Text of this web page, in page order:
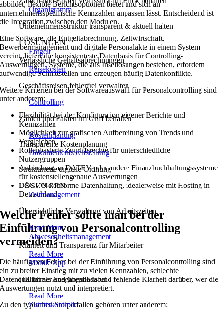
Organigramm
Unternehmensstruktur transparent & aktuell halten
LÖSUNGEN
Entgelt
Verlässliche Gehaltsabrechnungen
Reisekosten
Geschäftsreisen fehlerfrei verwalten
Controlling
Zahlen und Fakten im Griff behalten
Kostenplanung
Transparente Kostenplanung
Dokumentenbereitstellung
Strukturierte digitale Ordnung
LÖSUNGEN
Zeitmanagement
Übersichtliche Verwaltung von Arbeitszeiten
Read More
Abwesenheitsmanagement
Klarheit und Transparenz für Mitarbeiter
Read More
Mobile App
HR immer und überall dabei
Read More
Zutrittskontrolle
abbildet, flexible Berichtsoptionen bietet und sich an
unternehmensspezifische Kennzahlen anpassen lässt. Entscheidend ist
die Integration zwischen den Modulen.
Eine Software, die Entgeltabrechnung, Zeitwirtschaft,
Bewerbermanagement und digitale Personalakte in einem System
vereint, liefert die konsistenteste Datenbasis für Controlling-
Auswertungen. Systeme, die aus Insellösungen bestehen, erfordern
aufwendige Schnittstellen und erzeugen häufig Datenkonflikte.
Weitere Kriterien bei der Softwareauswahl für Personalcontrolling sind
unter anderem:
Flexibilität bei der Konfiguration eigener Berichte und
Kennzahlen
Möglichkeit zur grafischen Aufbereitung von Trends und
Vergleichen
Rollenbasierte Zugriffsrechte für unterschiedliche
Nutzergruppen
Anbindung an DATEV oder andere Finanzbuchhaltungssysteme
für kostenstellengenaue Auswertungen
DSGVO-konforme Datenhaltung, idealerweise mit Hosting in
Deutschland
Welche Fehler sollte man bei der
Einführung von Personalcontrolling
vermeiden?
Die häufigsten Fehler bei der Einführung von Personalcontrolling sind
ein zu breiter Einstieg mit zu vielen Kennzahlen, schlechte
Datenqualität als Ausgangsbasis und fehlende Klarheit darüber, wer die
Auswertungen nutzt und interpretiert.
Zu den typischen Stolperfallen gehören unter anderem: